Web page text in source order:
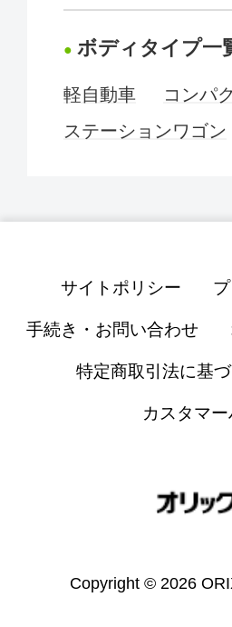
ボディタイプ一
軽自動車 コンパ
ステーションワゴン
サイトポリシー
手続き・お問い合わせ
特定商取引法に基
カスタマ
Copyright © 2026